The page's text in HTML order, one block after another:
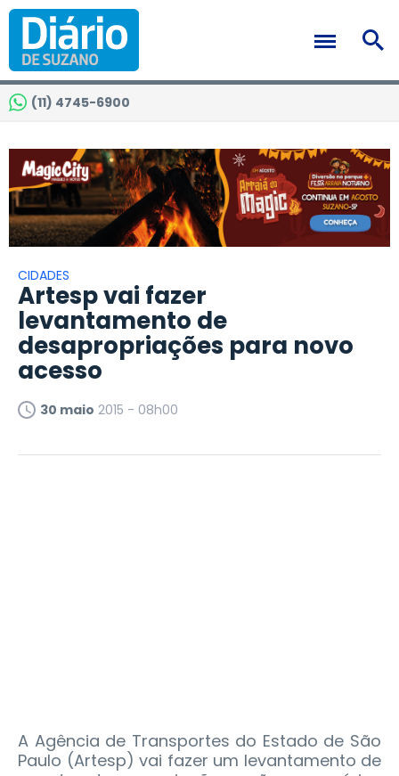
(11) 4745-6900
CIDADES
Artesp vai fazer
levantamento de
desapropriações para novo
acesso
30 maio 2015 - 08h00
A Agência de Transportes do Estado de São
Paulo (Artesp) vai fazer um levantamento de